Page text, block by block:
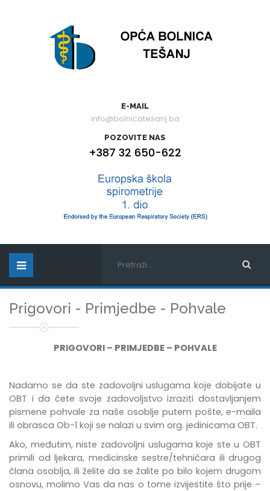
E-MAIL
info@bolnicatesanj.ba
POZOVITE NAS
+387 32 650-622
Prigovori - Primjedbe - Pohvale
PRIGOVORI – PRIMJEDBE – POHVALE
Nadamo se da ste zadovoljni uslugama koje dobijate u
OBT i da ćete svoje zadovoljstvo izraziti dostavljanjem
pismene pohvale za naše osoblje putem pošte, e-maila
ili obrasca Ob-1 koji se nalazi u svim org. jedinicama OBT.
Ako, međutim, niste zadovoljni uslugama koje ste u OBT
primili od ljekara, medicinske sestre/tehničara ili drugog
člana osoblja, ili želite da se žalite po bilo kojem drugom
osnovu, molimo Vas da nas o tome izvijestite što prije –